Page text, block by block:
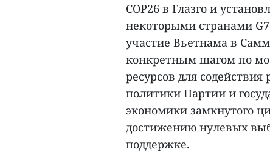
COP26 в Глазго и
некоторыми странами
участие Вьетнама в
конкретным шагом по
ресурсов для
политики Партии и
экономики замкнутого
достижению нулевых
поддержке.